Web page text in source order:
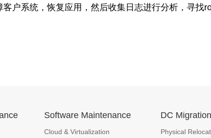
户系统，恢复应用，然后收集日志进行分析，寻找
Software Maintenance
Cloud & Virtualization
DC Migration
Physical